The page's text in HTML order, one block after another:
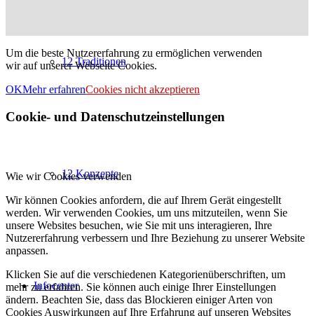
12 Traditionen
12 Konzepte
Infocenter
Um die beste Nutzererfahrung zu ermöglichen verwenden
wir auf unserer Webseite Cookies.
OKMehr erfahrenCookies nicht akzeptieren
Cookie- und Datenschutzeinstellungen
Wie wir Cookies verwenden
Wir können Cookies anfordern, die auf Ihrem Gerät eingestellt
werden. Wir verwenden Cookies, um uns mitzuteilen, wenn Sie
unsere Websites besuchen, wie Sie mit uns interagieren, Ihre
Nutzererfahrung verbessern und Ihre Beziehung zu unserer Website
anpassen.
Klicken Sie auf die verschiedenen Kategorienüberschriften, um
mehr zu erfahren. Sie können auch einige Ihrer Einstellungen
ändern. Beachten Sie, dass das Blockieren einiger Arten von
Cookies Auswirkungen auf Ihre Erfahrung auf unseren Websites